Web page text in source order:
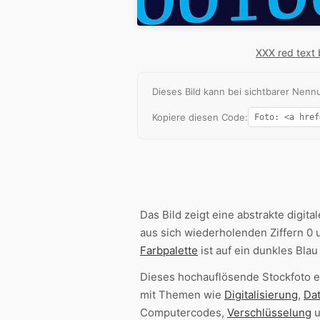
XXX red text
Dieses Bild kann bei sichtbarer
Kopiere diesen Code:
Das Bild zeigt eine abstrakte
aus sich wiederholenden Ziffern 0
Farbpalette ist auf ein dunkles
Dieses hochauflösende Stockfoto
mit Themen wie Digitalisierung,
Computercodes, Verschlüsselung